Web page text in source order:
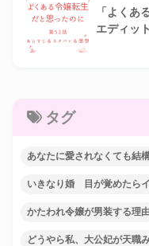
「よくあ
エディッ
タグ
あなたに愛されなくても結
いきなり婚 目が覚めたら
かたわれ令嬢が男装する理
どうやら私、大公妃が天職